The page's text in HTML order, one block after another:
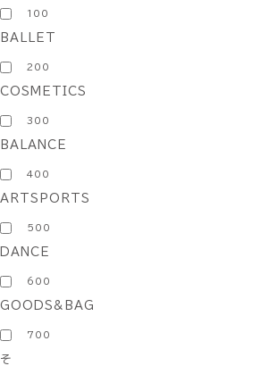
100
BALLET
200
COSMETICS
300
BALANCE
400
ARTSPORTS
500
DANCE
600
GOODS&BAG
700
そ